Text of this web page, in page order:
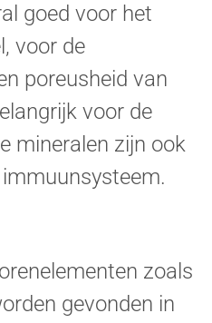
goed voor het
voor de
poreusheid van
voor de
mineralen zijn ook
zoals
gevonden in